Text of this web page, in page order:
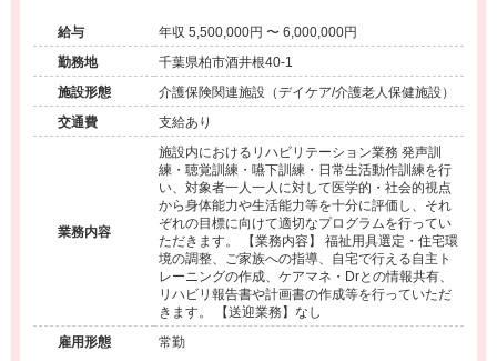
能◆年間通して安定した稼働を誇る介護老人保健施設です。
給与
年収 5,500,000円 〜 6,000,000円
勤務地
千葉県柏市酒井根40-1
施設形態
介護保険関連施設（デイケア/介護老人保健施設）
交通費
支給あり
業務内容
施設内におけるリハビリテーション業務 発声訓
練・聴覚訓練・嚥下訓練・日常生活動作訓練を行
い、対象者一人一人に対して医学的・社会的視点
から身体能力や生活能力等を十分に評価し、それ
ぞれの目標に向けて適切なプログラムを行ってい
ただきます。 【業務内容】 福祉用具選定・住宅環
境の調整、ご家族への指導、自宅で行える自主ト
レーニングの作成、ケアマネ・Drとの情報共有、
リハビリ報告書や計画書の作成等を行っていただ
きます。 【送迎業務】なし
雇用形態
常勤